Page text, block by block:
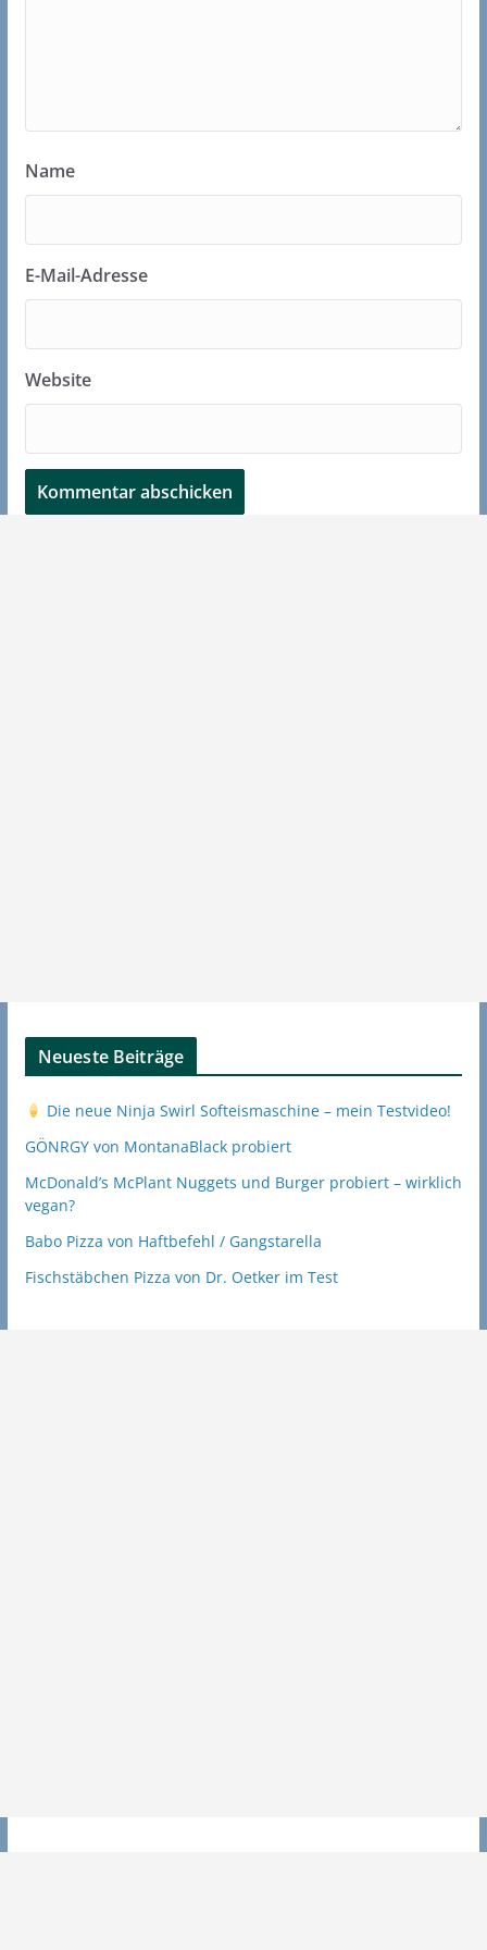
Name
E-Mail-Adresse
Website
Neueste Beiträge
Die neue Ninja Swirl Softeismaschine – mein Testvideo!
GÖNRGY von MontanaBlack probiert
McDonald’s McPlant Nuggets und Burger probiert – wirklich
vegan?
Babo Pizza von Haftbefehl / Gangstarella
Fischstäbchen Pizza von Dr. Oetker im Test